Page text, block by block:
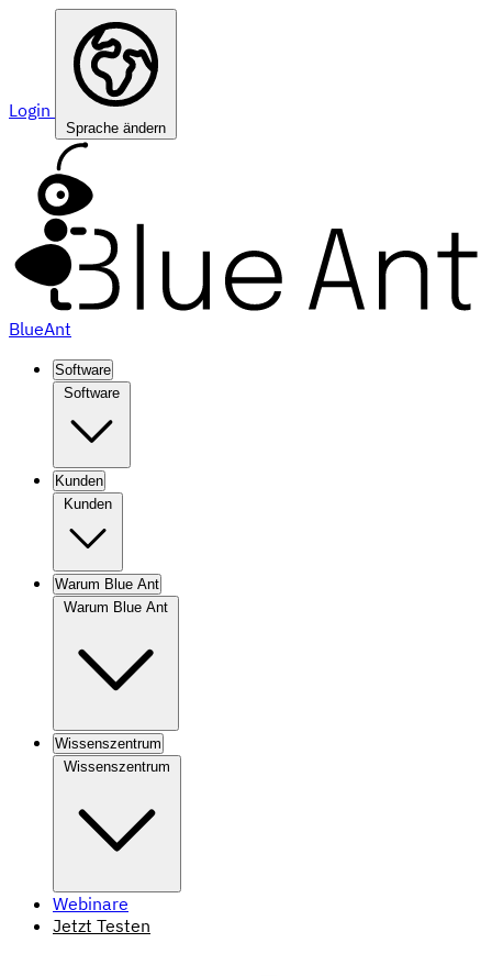
Login
Sprache ändern
BlueAnt
Software
Software
Kunden
Kunden
Warum Blue Ant
Warum Blue Ant
Wissenszentrum
Wissenszentrum
Webinare
Jetzt Testen